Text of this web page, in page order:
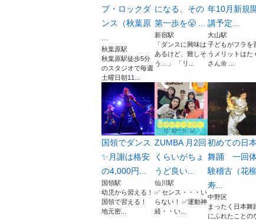
プ・ロックダ
ンス（秋葉原
秋葉原駅
秋葉原駅徒歩5分
のスタジオで毎週
土曜日朝11...
になる、その
第一歩を😤 ...
新宿駅
「ダンスに興味は
あるけど、難しそ
う…」 「リ...
年10月新規
講予定...
大山駅
子どもがフラを
うメリットはた
さん🌼 ...
国領でダンス
✨月謝は格安
の4,000円...
国領駅
幼児から習える！
国領で習える！
地元密...
ZUMBA 月2回
くらいがちょ
うど良い...
仙川駅
✅ センス・・・い
らない！ ✅運動神
経・・い...
初めての日本
舞踊 一回
験稽古（花柳
寿...
中野区
まったく日本舞
にふれたことの